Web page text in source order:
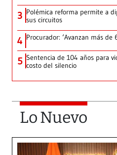
3 Polémica reforma permite a
sus circuitos
4 Procurador: ‘Avanzan más de
5 Sentencia de 104 años para
costo del silencio
Lo Nuevo